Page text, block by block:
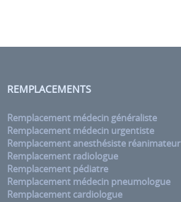
REMPLACEMENTS
Remplacement médecin généraliste
Remplacement médecin urgentiste
Remplacement anesthésiste réanimateur
Remplacement radiologue
Remplacement pédiatre
Remplacement médecin pneumologue
Remplacement cardiologue